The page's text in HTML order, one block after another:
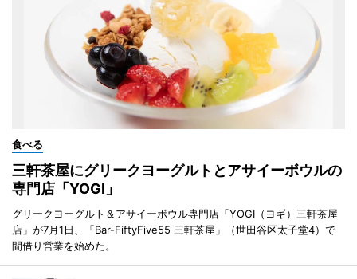
食べる
三軒茶屋にグリークヨーグルトとアサイーボウルの
専門店「YOGI」
グリークヨーグルト＆アサイーボウル専門店「YOGI（ヨギ）三軒茶屋
店」が7月1日、「Bar-FiftyFive55 三軒茶屋」（世田谷区太子堂4）で
間借り営業を始めた。